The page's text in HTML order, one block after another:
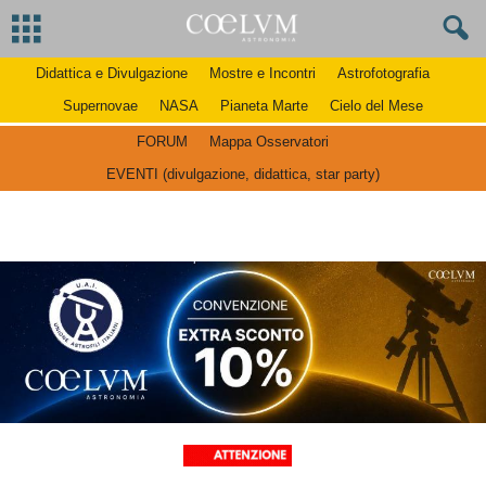
Didattica e Divulgazione Mostre e Incontri
Astrofotografia
Supernovae
NASA Pianeta Marte Cielo del Mese
FORUM
Mappa Osservatori
EVENTI (divulgazione, didattica, star party)